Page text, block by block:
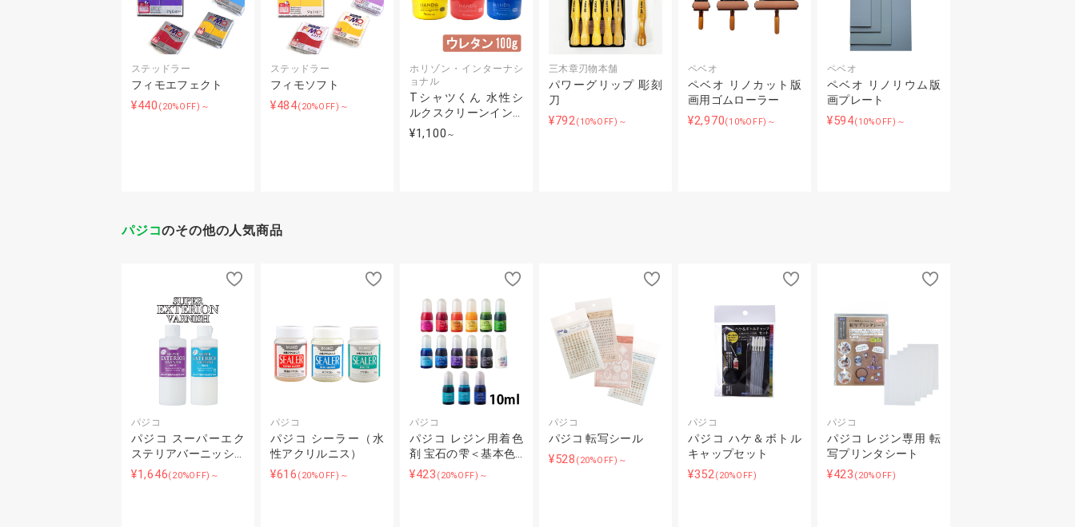
ステッドラー
フィモエフェクト
¥440 (20%OFF)～
ステッドラー
フィモソフト
¥484(20%OFF)～
ホリゾン・インターナシ
ョナル
Tシャツくん 水性シ
ルクスクリーンイン…
¥1,100 ～
三木章刃物本舗
パワーグリップ 彫刻
刀
¥792(10%OFF)～
ペベオ
ペベオ リノカット版
画用ゴムローラー
¥2,970(10%OFF)～
ペベオ
ペベオ リノリウム版
画プレート
¥594(10%OFF)～
パジコのその他の人気商品
パジコ
パジコ スーパーエク
ステリアバーニッシ…
¥1,646(20%OFF)～
パジコ
パジコ シーラー（水
性アクリルニス）
¥616 (20%OFF)～
パジコ
パジコ レジン用着色
剤 宝石の雫＜基本色…
¥423 (20%OFF)～
パジコ
パジコ 転写シール
¥528 (20%OFF)～
パジコ
パジコ ハケ＆ボトル
キャップセット
¥352(20%OFF)
パジコ
パジコ レジン専用 転
写プリンタシート
¥423 (20%OFF)